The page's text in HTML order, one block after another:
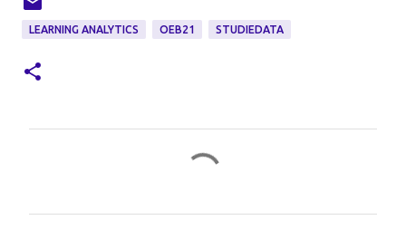
LEARNING ANALYTICS OEB21 STUDIEDATA
c